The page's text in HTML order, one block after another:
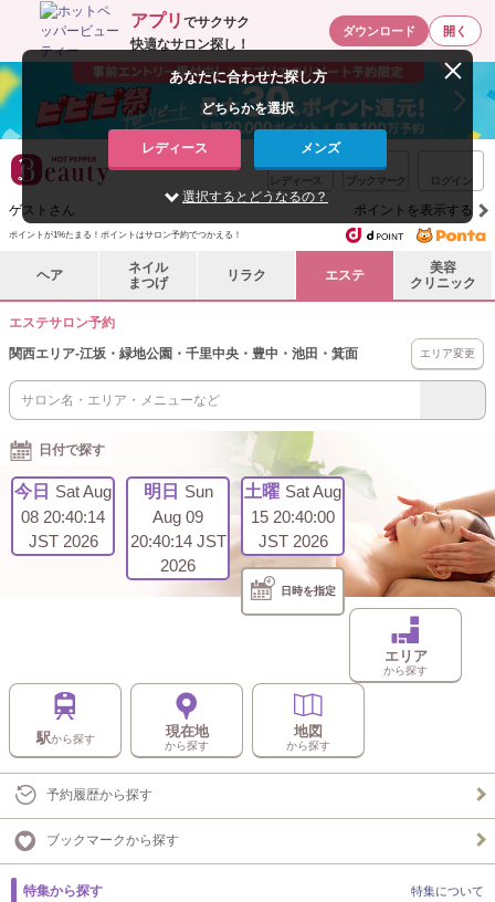
アプリ でサクサク
快適なサロン探し！
ダウンロード 開く
レディース ブックマーク ログイン
ゲストさん ポイントを表示する
ポイントが1%たまる！ポイントはサロン予約でつかえる！
ヘア
ネイル
まつげ
リラク エステ
美容
クリニック
エステサロン予約
関西エリア-江坂・緑地公園・千里中央・豊中・池田・箕面 エリア変更
日付で探す
今日 Sat Aug
08 20:40:14
JST 2026
明日 Sun
Aug 09
20:40:14 JST
2026
土曜 Sat Aug
15 20:40:00
JST 2026
日時を指定
エリア
から探す
駅から探す 現在地
から探す
地図
から探す
予約履歴から探す
ブックマークから探す
特集から探す 特集について
あなたに合わせた探し方
どちらかを選択
レディース メンズ
選択するとどうなるの？